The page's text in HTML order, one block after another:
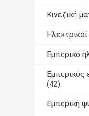
Κινεζική
Εμπορικό
Εμπορικός
(42)
Εμπορική